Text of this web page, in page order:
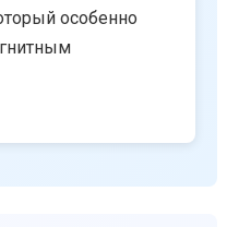
особенно